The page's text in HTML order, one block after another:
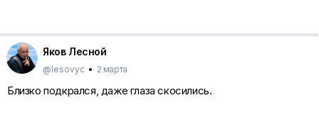
Яков Лесной
@lesovyc • 2 марта
Близко подкрался, даже глаза скосились.